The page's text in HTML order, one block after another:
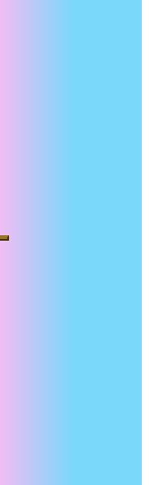
Suche